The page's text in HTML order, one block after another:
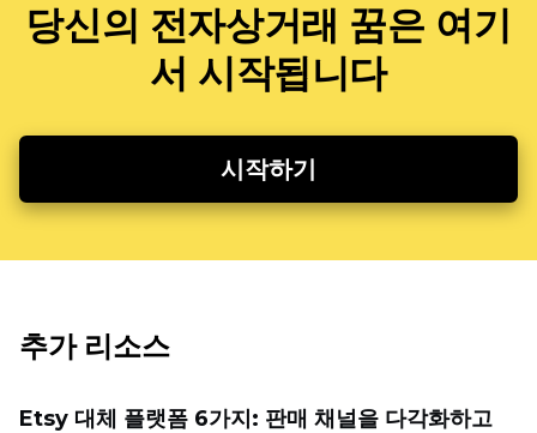
당신의 전자상거래 꿈은 여기
서 시작됩니다
시작하기
추가 리소스
Etsy 대체 플랫폼 6가지: 판매 채널을 다각화하고